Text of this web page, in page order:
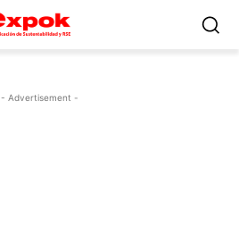
- Advertisement -